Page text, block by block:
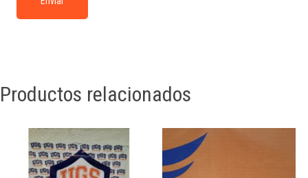
Productos relacionados